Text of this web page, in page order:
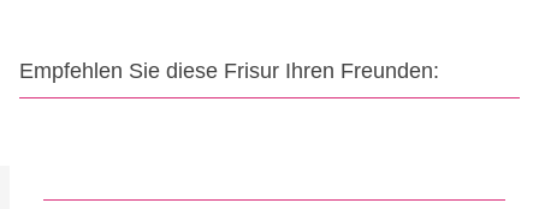
Empfehlen Sie diese Frisur Ihren Freunden: